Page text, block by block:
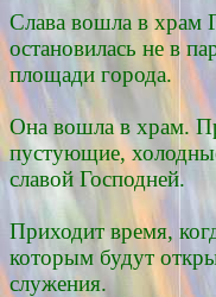
Слава вошла в храм
остановилась не в
площади города.
Она вошла в храм.
пустующие,
славой Господней.
Приходит время,
которым будут
служения.